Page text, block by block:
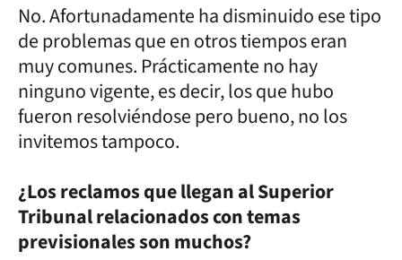
No. Afortunadamente ha disminuido ese tipo
de problemas que en otros tiempos eran
muy comunes. Prácticamente no hay
ninguno vigente, es decir, los que hubo
fueron resolviéndose pero bueno, no los
invitemos tampoco.
¿Los reclamos que llegan al Superior
Tribunal relacionados con temas
previsionales son muchos?